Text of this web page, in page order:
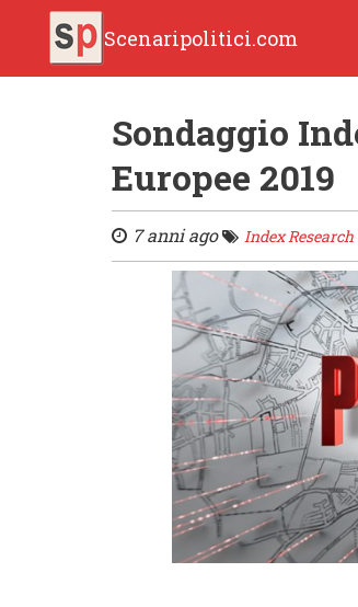
Scenaripolitici.com
Sondaggio
Europee 2019
7 anni ago Index Research